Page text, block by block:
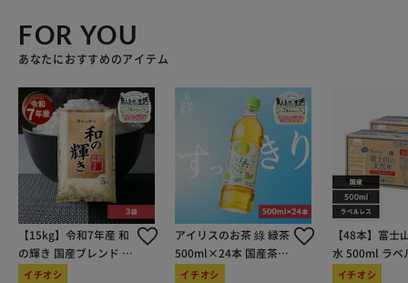
FOR YOU
あなたにおすすめのアイテム
【15kg】令和7年産 和
の輝き 国産ブレンド 5
kg×3袋
イチオシ
アイリスのお茶 綠 緑茶
500ml×24本 国産茶葉
100％使用
イチオシ
【48本】富士
水 500ml ラベ
イチオシ